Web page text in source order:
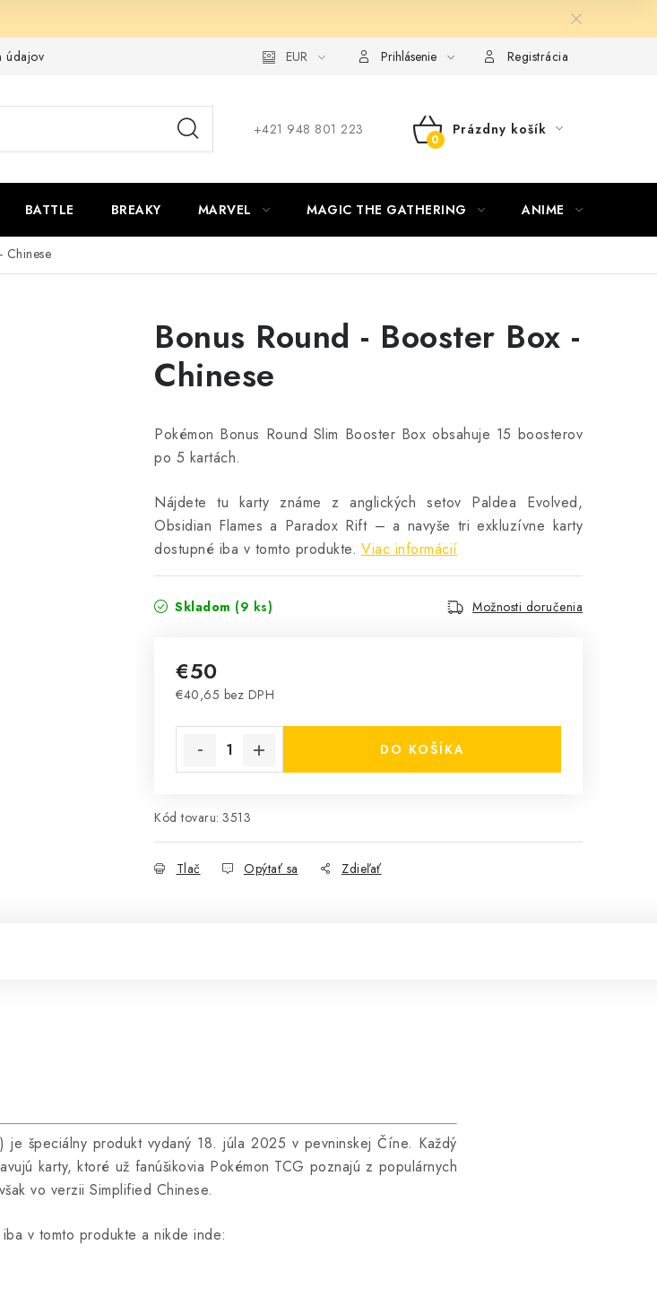
údajov Odstúpenie od zmluvy formou elektronického formulára
EUR Prihlásenie Registrácia
‪+421 948 801 223
NÁKUPNÝ
Prázdny košík
BATTLE BREAKY MARVEL MAGIC THE GATHERING ANIME
Chinese
Bonus Round - Booster Box -
Chinese
Pokémon Bonus Round Slim Booster Box obsahuje 15 boosterov
po 5 kartách.
Nájdete tu karty známe z anglických setov Paldea Evolved,
Obsidian Flames a Paradox Rift – a navyše tri exkluzívne karty
dostupné iba v tomto produkte. Viac informácií
Skladom (9 ks) Možnosti doručenia
€50
€40,65 bez DPH
DO KOŠÍKA
Kód tovaru: 3513
Tlač Opýtať sa Zdieľať
špeciálny produkt vydaný 18. júla 2025 v pevninskej Číne. Každý
karty, ktoré už fanúšikovia Pokémon TCG poznajú z populárnych
vo verzii Simplified Chinese.
v tomto produkte a nikde inde: